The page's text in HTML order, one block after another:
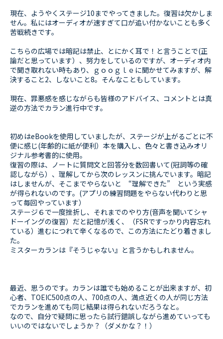
現在、ようやくステージ10までやってきました。復習は欠かしま
せん。私にはオーディオが速すぎて口が追い付かないことも多く
苦戦続きです。
こちらの広場では暗記は禁止、とにかく耳で！と言うことで(正
論だと思っています）、努力をしているのですが、オーディオ内
で聞き取れない時もあり、ｇｏｏｇｌｅに聞かせてみますが、解
決すること2、しないこと8。そんなこともしています。
現在、罪悪感を感じながらも皆様のアドバイス、コメントとは真
逆の方法でカラン進行中です。
初めはeBookを使用していましたが、ステージが上がるごとに不
便に感じ(年齢的に紙が便利）本を購入し、色々と書き込みオリ
ジナル参考書的に使用。
復習の際は、ノートに質問文と回答分を数回書いて(冠詞等の確
認しながら）、理解してから次のレッスンに挑んでいます。暗記
はしませんが、そこまでやらないと “理解できた” という実感
が得られないのです。(アプリの練習問題をやらない代わりと思
って毎回やっています）
ステージ６で一度挫折し、それまでのやり方(音声を聞いてシャ
ドーイングの復習）だと記憶が浅く、（FSRですっかり内容忘れ
ている）進むにつれて辛くなるので、この方法にたどり着きまし
た。
ミスターカランは『そうじゃない』と言うかもしれません。
最近、思うのです。カランは誰でも始めることが出来ますが、初
心者、TOEIC500点の人、700点の人、満点近くの人が同じ方法
でカランを進めても同じ結果は得られないだろうなと。
なので、自分で疑問に思ったら試行錯誤しながら進めていっても
いいのではないでしょうか？（ダメかな？！）